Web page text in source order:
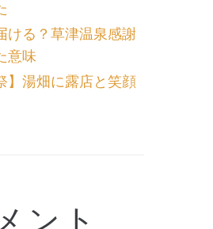
ける？草津温泉感謝
意味
】湯畑に露店と笑顔
ント